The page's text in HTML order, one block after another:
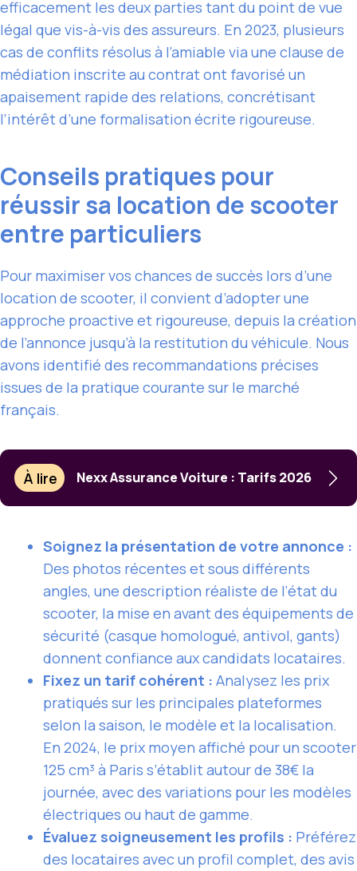
efficacement les deux parties tant du point de vue
légal que vis-à-vis des assureurs. En 2023, plusieurs
cas de conflits résolus à l’amiable via une clause de
médiation inscrite au contrat ont favorisé un
apaisement rapide des relations, concrétisant
l’intérêt d’une formalisation écrite rigoureuse.
Conseils pratiques pour
réussir sa location de scooter
entre particuliers
Pour maximiser vos chances de succès lors d’une
location de scooter, il convient d’adopter une
approche proactive et rigoureuse, depuis la création
de l’annonce jusqu’à la restitution du véhicule. Nous
avons identifié des recommandations précises
issues de la pratique courante sur le marché
français.
À lire Nexx Assurance Voiture : Tarifs 2026
Soignez la présentation de votre annonce :
Des photos récentes et sous différents
angles, une description réaliste de l’état du
scooter, la mise en avant des équipements de
sécurité (casque homologué, antivol, gants)
donnent confiance aux candidats locataires.
Fixez un tarif cohérent : Analysez les prix
pratiqués sur les principales plateformes
selon la saison, le modèle et la localisation.
En 2024, le prix moyen affiché pour un scooter
125 cm³ à Paris s’établit autour de 38€ la
journée, avec des variations pour les modèles
électriques ou haut de gamme.
Évaluez soigneusement les profils : Préférez
des locataires avec un profil complet, des avis